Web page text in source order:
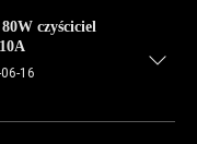
czyściciel
16